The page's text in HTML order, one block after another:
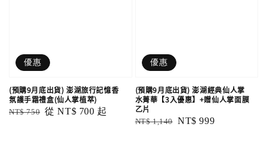
優惠
(預購9月底出貨) 澎湖旅行記憶香
氛護手霜禮盒(仙人掌植萃)
Regular
NT$ 750 Sale
從NT$ 700 起
優惠
(預購9月底出貨) 澎湖經典仙人掌
水菁華【3入優惠】+贈仙人掌面膜
乙片
Regular
NT$ 1,140 Sale
NT$ 999